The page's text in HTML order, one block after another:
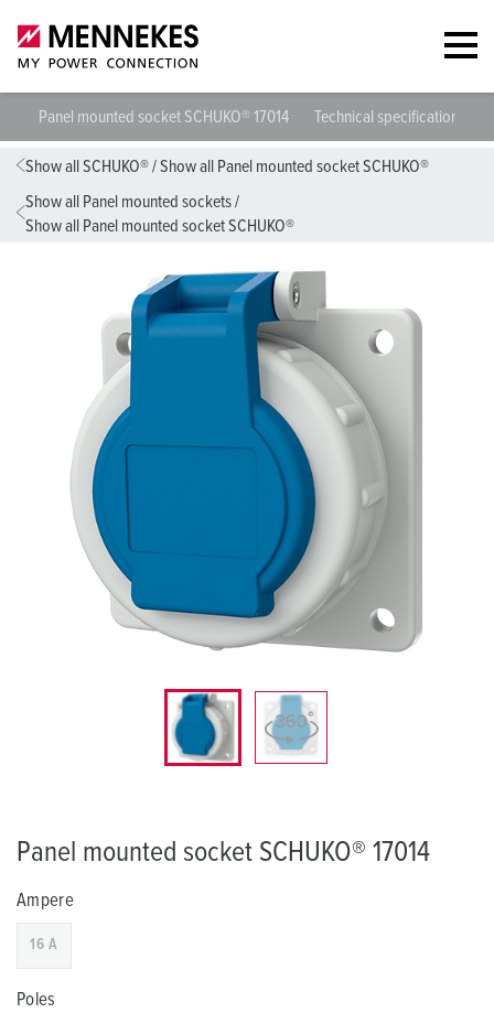
Panel mounted socket SCHUKO® 17014 Technical specifications
Show all SCHUKO®/Show all Panel mounted socket SCHUKO®
Show all Panel mounted sockets/
Show all Panel mounted socket SCHUKO®
Panel mounted socket SCHUKO® 17014
Ampere
16 A
Poles